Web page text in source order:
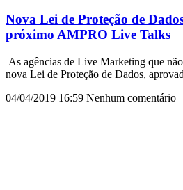
Nova Lei de Proteção de
próximo AMPRO Live Talks
As agências de Live Marketing que
nova Lei de Proteção de Dados,
04/04/2019 16:59 Nenhum comentário